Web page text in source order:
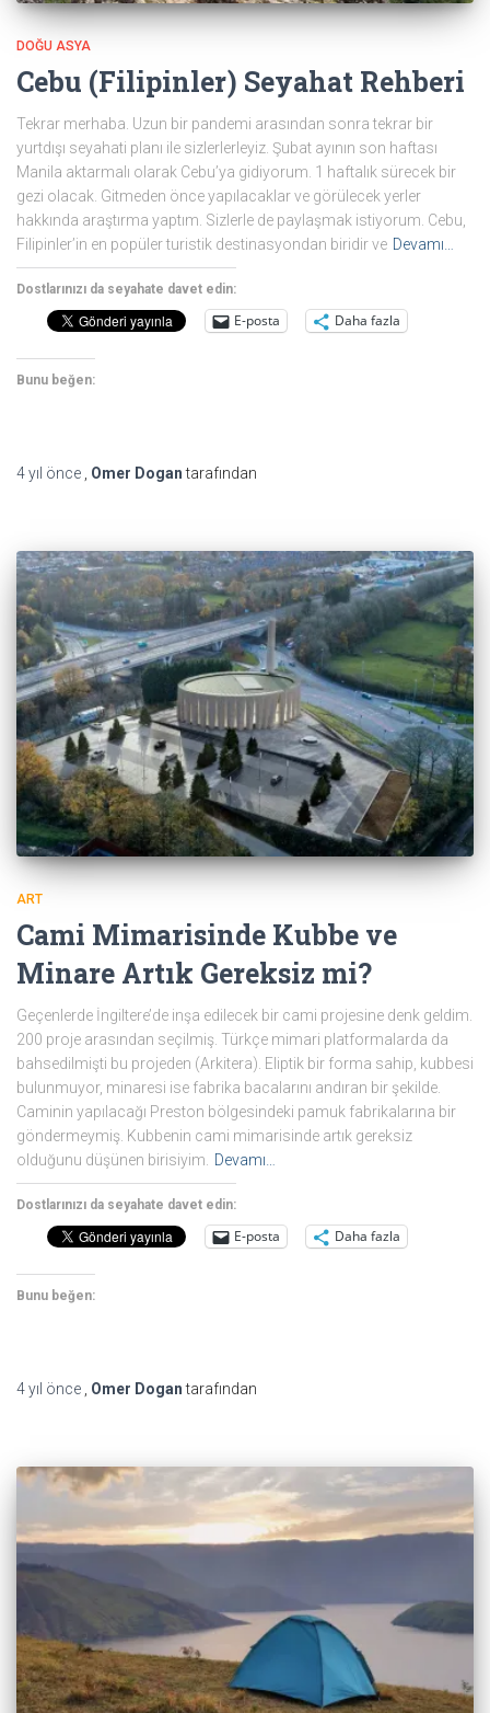
DOĞU ASYA
Cebu (Filipinler) Seyahat Rehberi
Tekrar merhaba. Uzun bir pandemi arasından sonra tekrar bir
yurtdışı seyahati planı ile sizlerlerleyiz. Şubat ayının son haftası
Manila aktarmalı olarak Cebu’ya gidiyorum. 1 haftalık sürecek bir
gezi olacak. Gitmeden önce yapılacaklar ve görülecek yerler
hakkında araştırma yaptım. Sizlerle de paylaşmak istiyorum. Cebu,
Filipinler’in en popüler turistik destinasyondan biridir ve Devamı…
Dostlarınızı da seyahate davet edin:
E-posta Daha fazla
Bunu beğen:
4 yıl önce Omer Dogantarafından
ART
Cami Mimarisinde Kubbe ve
Minare Artık Gereksiz mi?
Geçenlerde İngiltere’de inşa edilecek bir cami projesine denk geldim.
200 proje arasından seçilmiş. Türkçe mimari platformalarda da
bahsedilmişti bu projeden (Arkitera). Eliptik bir forma sahip, kubbesi
bulunmuyor, minaresi ise fabrika bacalarını andıran bir şekilde.
Caminin yapılacağı Preston bölgesindeki pamuk fabrikalarına bir
göndermeymiş. Kubbenin cami mimarisinde artık gereksiz
olduğunu düşünen birisiyim.
Devamı…
Dostlarınızı da seyahate davet edin:
E-posta Daha fazla
Bunu beğen:
4 yıl önce Omer Dogantarafından